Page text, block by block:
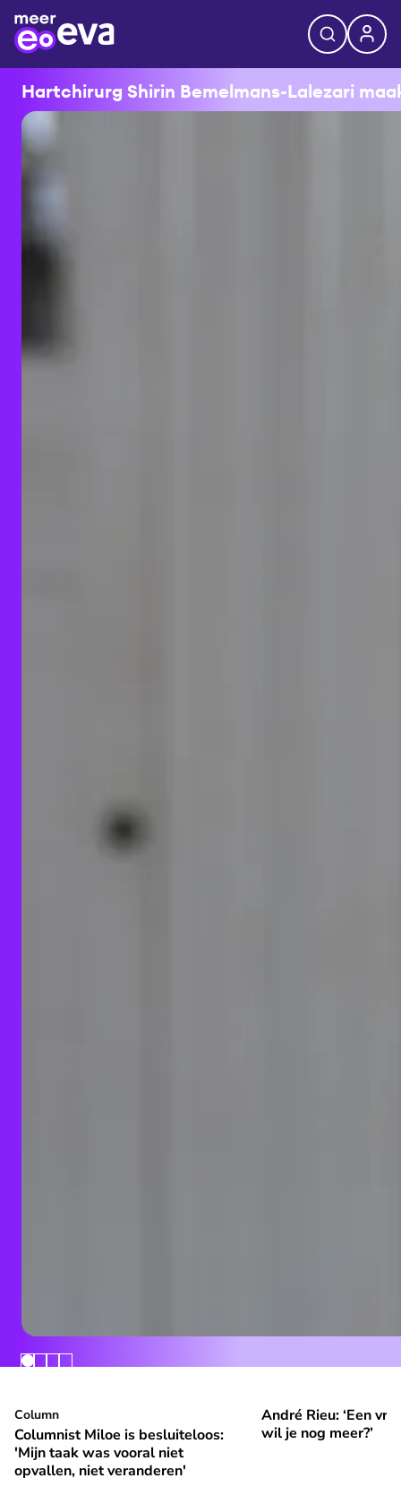
Hartchirurg Shirin Bemelmans-Lalezari
Columnist Miloe is besluiteloos: 'Mijn taak was vooral niet
⭐ Premium
Column
Columnist Miloe is besluiteloos:
'Mijn taak was vooral niet
opvallen, niet veranderen'
André Rieu: ‘Een
⭐Premium
André Rieu: ‘Een
wil je nog meer?’